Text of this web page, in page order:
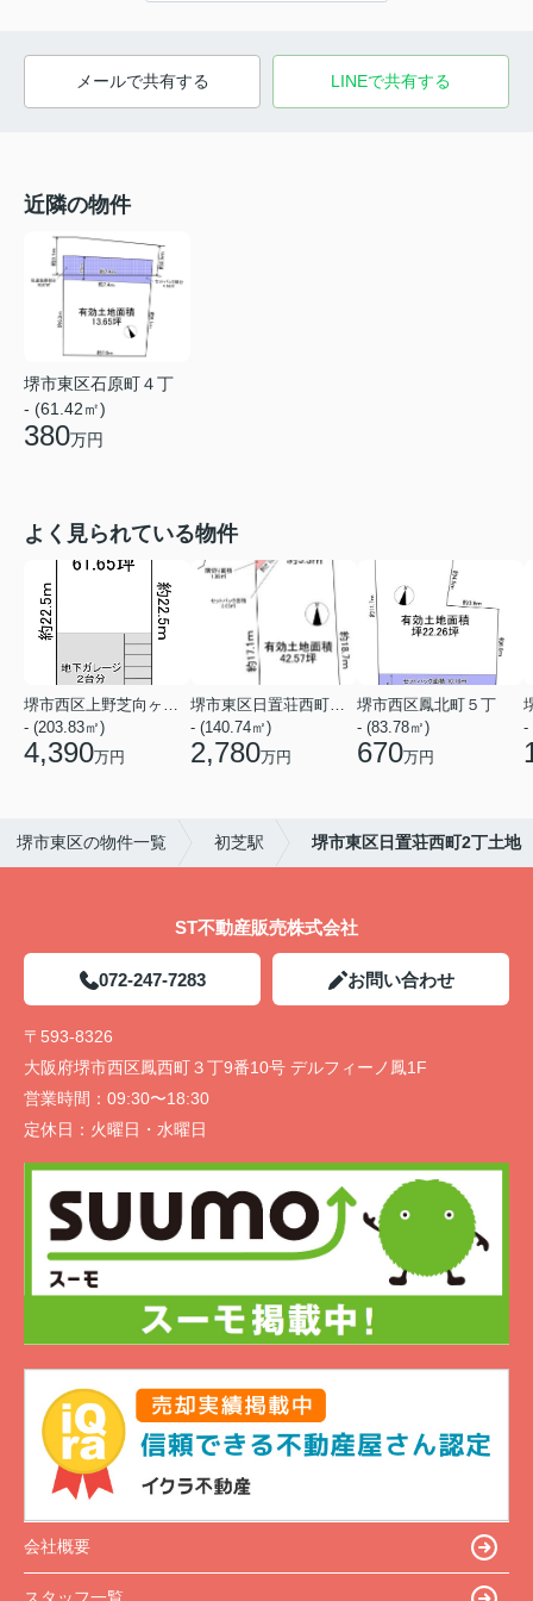
メールで共有する LINEで共有する
近隣の物件
堺市東区石原町４丁
- (61.42㎡)
380万円
よく見られている物件
- (203.83㎡)
4,390万円
- (140.74㎡)
2,780万円
堺市西区鳳北町５丁
- (83.78㎡)
670万円
-
堺市東区の物件一覧 初芝駅 堺市東区日置荘西町2丁土地
ST不動産販売株式会社
072-247-7283 お問い合わせ
〒593-8326
大阪府堺市西区鳳西町３丁9番10号 デルフィーノ鳳1F
営業時間： 09:30〜18:30
定休日： 火曜日・水曜日
会社概要